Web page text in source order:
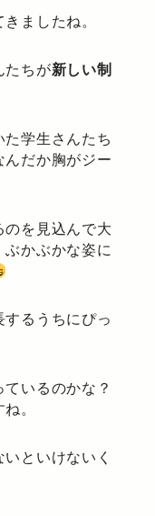
ましたね。
たちが新しい制
学生さんたち
だか胸がジー
を見込んで大
かぶかな姿に
るうちにぴっ
いるのかな？
。
といけないく